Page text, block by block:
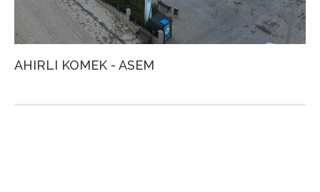
AHIRLI KOMEK - ASEM